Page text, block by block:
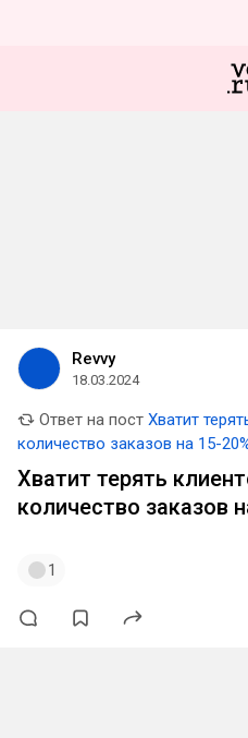
Revvy
18.03.2024
Ответ на пост Хватит
количество заказов на 15-
Хватит терять
количество заказов
1